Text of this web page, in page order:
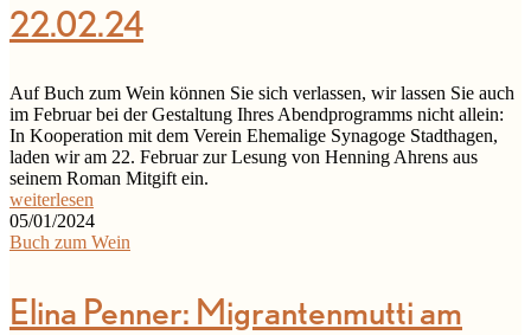
22.02.24
Auf Buch zum Wein können Sie sich verlassen, wir lassen Sie auch
im Februar bei der Gestaltung Ihres Abendprogramms nicht allein:
In Kooperation mit dem Verein Ehemalige Synagoge Stadthagen,
laden wir am 22. Februar zur Lesung von Henning Ahrens aus
seinem Roman Mitgift ein.
weiterlesen
05/01/2024
Buch zum Wein
Elina Penner: Migrantenmutti am